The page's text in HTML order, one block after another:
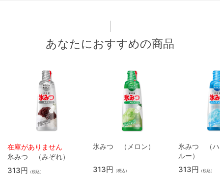
あなたにおすすめの商品
在庫がありません
氷みつ （みぞれ）
313円 （税込）
氷みつ （メロン）
313円 （税込）
氷みつ （ハ
ルー）
313円 （税込）